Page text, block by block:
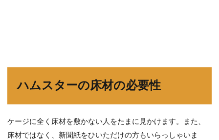
ハムスターの床材の必要性
ケージに全く床材を敷かない人をたまに見かけます。また、
床材ではなく、新聞紙をひいただけの方もいらっしゃいま